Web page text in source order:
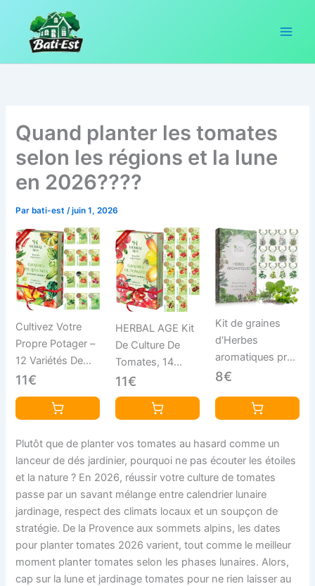
contenu
Quand planter les tomates
selon les régions et la lune
en 2026????
Par bati-est/juin 1, 2026
Cultivez Votre
Propre Potager –
12 Variétés De
Graines De
Légumes, 5100
Graines Prêtes A
Kit De Plantation
De Légumes,
Cadeau
Jardinage
Femme, Enfants,
Débutants
11€
HERBAL AGE Kit
De Culture De
Tomates, 14
Variétés De
Graines
Anciennes, 500
Tomates Pour
Votre Jardin
Intérieure Et
Extérieure À
Planter, Cadeau
De Jardinage
Pour Homme,
Femme, Enfant
11€
Kit de graines
d‘Herbes
aromatiques prêt
à Pousser
épices et
Planter en Un kit
Pratique,
Naturelles pour
Culture intérieure
et extérieure
8€
Plutôt que de planter vos tomates au hasard comme un
lanceur de dés jardinier, pourquoi ne pas écouter les étoiles
et la nature ? En 2026, réussir votre culture de tomates
passe par un savant mélange entre calendrier lunaire
jardinage, respect des climats locaux et un soupçon de
stratégie. De la Provence aux sommets alpins, les dates
pour planter tomates 2026 varient, tout comme le meilleur
moment planter tomates selon les phases lunaires. Alors,
cap sur la lune et jardinage tomates pour ne rien laisser au